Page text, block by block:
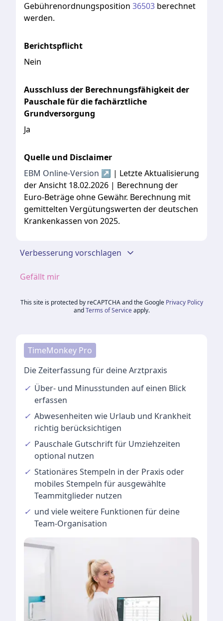
Gebührenordnungsposition 36503 berechnet
werden.
Berichtspflicht
Nein
Ausschluss der Berechnungsfähigkeit der
Pauschale für die fachärztliche
Grundversorgung
Ja
Quelle und Disclaimer
EBM Online-Version ↗ | Letzte Aktualisierung
der Ansicht 18.02.2026 | Berechnung der
Euro-Beträge ohne Gewähr. Berechnung mit
gemittelten Vergütungswerten der deutschen
Krankenkassen von 2025.
Verbesserung vorschlagen
Gefällt mir
This site is protected by reCAPTCHA and the Google Privacy Policy
and Terms of Service apply.
TimeMonkey Pro
Die Zeiterfassung für deine Arztpraxis
✓ Über- und Minusstunden auf einen Blick
erfassen
✓ Abwesenheiten wie Urlaub und Krankheit
richtig berücksichtigen
✓ Pauschale Gutschriftfür Umziehzeiten
optional nutzen
✓ Stationäres Stempeln in der Praxis oder
mobiles Stempeln für ausgewählte
Teammitglieder nutzen
✓ und vieleweitere Funktionen für deine
Team-Organisation